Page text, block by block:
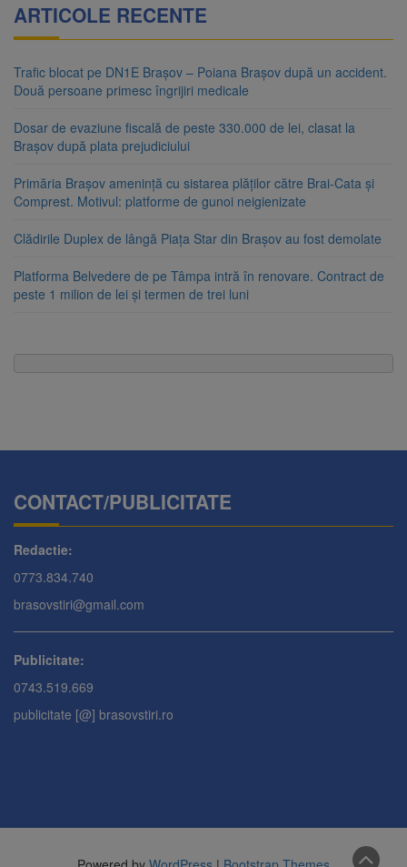
ARTICOLE RECENTE
Trafic blocat pe DN1E Brașov – Poiana Brașov după un accident.
Două persoane primesc îngrijiri medicale
Dosar de evaziune fiscală de peste 330.000 de lei, clasat la
Brașov după plata prejudiciului
Primăria Brașov amenință cu sistarea plăților către Brai-Cata și
Comprest. Motivul: platforme de gunoi neigienizate
Clădirile Duplex de lângă Piața Star din Brașov au fost demolate
Platforma Belvedere de pe Tâmpa intră în renovare. Contract de
peste 1 milion de lei și termen de trei luni
CONTACT/PUBLICITATE
Redactie:
0773.834.740
brasovstiri@gmail.com
Publicitate:
0743.519.669
publicitate [@] brasovstiri.ro